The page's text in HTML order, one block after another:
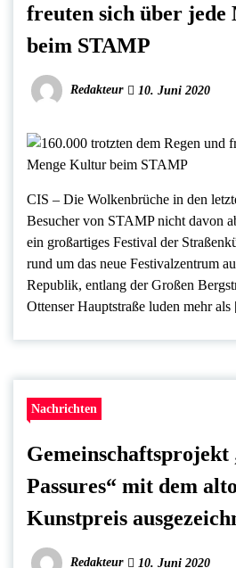
freuten sich über
beim STAMP
Redakteur 10. Juni 2020
CIS – Die Wolkenbrüche in den
Besucher von STAMP nicht davon
ein großartiges Festival der
rund um das neue Festivalzentrum
Republik, entlang der Großen
Ottenser Hauptstraße luden mehr
Nachrichten
Gemeinschaftsprojekt
Passures“ mit dem
Kunstpreis
Redakteur 10. Juni 2020